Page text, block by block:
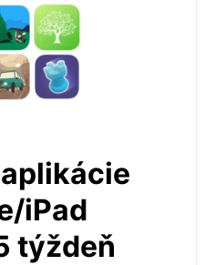
iPad
týždeň